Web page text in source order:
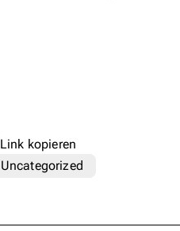
Link kopieren
Uncategorized